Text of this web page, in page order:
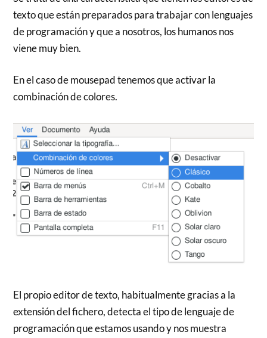
texto que están preparados para trabajar con lenguajes
de programación y que a nosotros, los humanos nos
viene muy bien.
En el caso de mousepad tenemos que activar la
combinación de colores.
El propio editor de texto, habitualmente gracias a la
extensión del fichero, detecta el tipo de lenguaje de
programación que estamos usando y nos muestra